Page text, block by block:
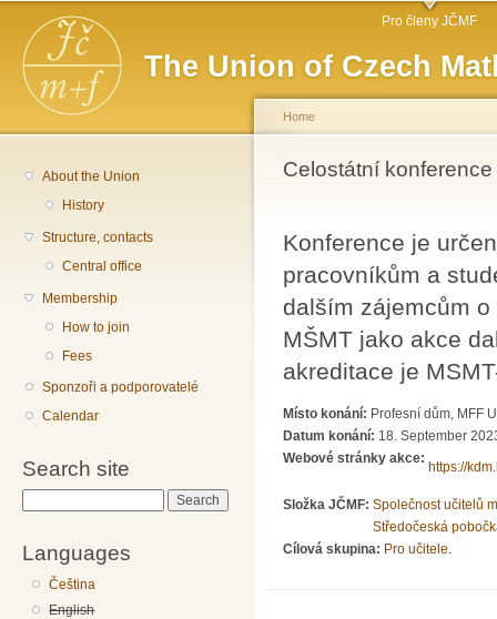
The Union of Czech
Main menu Pro členy JČMF
About the Union
History
Structure, contacts
Central office
Membership
How to join
Fees
Sponzoři a podporovatelé
Calendar
Search site
Languages
Čeština
English
You are here
Home
Celostátní
Konference je
pracovníkům a
dalším zájemcům
MŠMT jako akce
akreditace je
Místo konání: Profesní dům, MFF
Datum konání: 18. September
Webové stránky akce:
https://
Složka JČMF: Společnost učitelů
Středočeská
Cílová skupina: Pro učitele.